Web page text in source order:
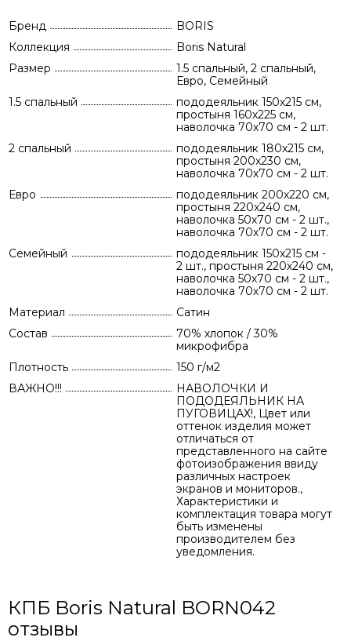
Бренд
BORIS
Коллекция
Boris Natural
Размер
1.5 спальный, 2 спальный,
Евро, Семейный
1.5 спальный
пододеяльник 150х215 см,
простыня 160х225 см,
наволочка 70х70 см - 2 шт.
2 спальный
пододеяльник 180х215 см,
простыня 200х230 см,
наволочка 70х70 см - 2 шт.
Евро
пододеяльник 200х220 см,
простыня 220х240 см,
наволочка 50х70 см - 2 шт.,
наволочка 70х70 см - 2 шт.
Семейный
пододеяльник 150х215 см -
2 шт., простыня 220х240 см,
наволочка 50х70 см - 2 шт.,
наволочка 70х70 см - 2 шт.
Материал
Сатин
Состав
70% хлопок / 30%
микрофибра
Плотность
150 г/м2
ВАЖНО!!!
НАВОЛОЧКИ И
ПОДОДЕЯЛЬНИК НА
ПУГОВИЦАХ!, Цвет или
оттенок изделия может
отличаться от
представленного на сайте
фотоизображения ввиду
различных настроек
экранов и мониторов.,
Характеристики и
комплектация товара могут
быть изменены
производителем без
уведомления.
КПБ Boris Natural BORN042
отзывы